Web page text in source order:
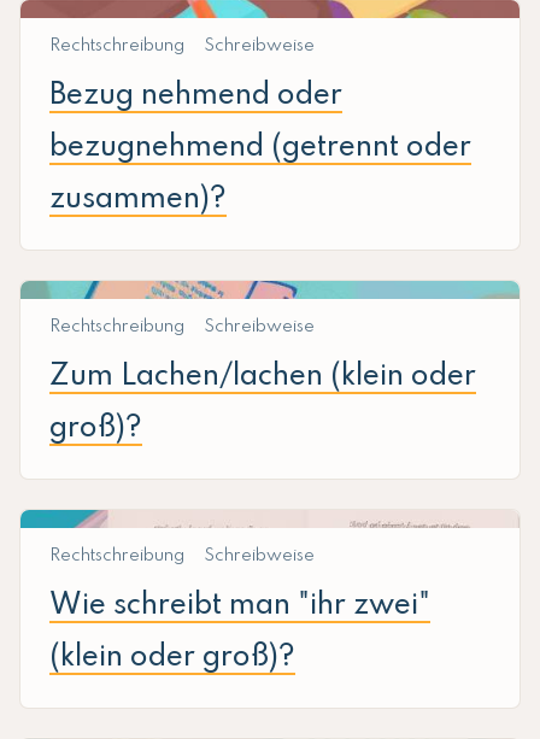
Rechtschreibung Schreibweise
Bezug nehmend oder
bezugnehmend (getrennt oder
zusammen)?
Rechtschreibung Schreibweise
Zum Lachen/lachen (klein oder
groß)?
Rechtschreibung Schreibweise
Wie schreibt man "ihr zwei"
(klein oder groß)?